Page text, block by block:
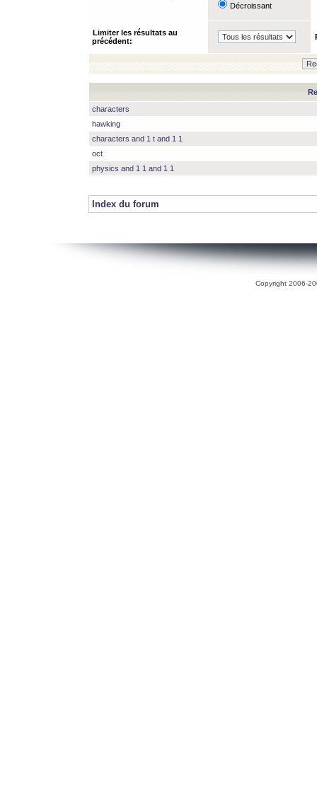
Décroissant
Limiter les résultats au
précédent:
characters
hawking
characters and 1 t and 1 1
oct
physics and 1 1 and 1 1
Index du forum
Copyright 2006-